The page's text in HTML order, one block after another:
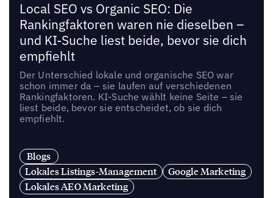
Local SEO vs Organic SEO: Die
Rankingfaktoren waren nie dieselben –
und KI-Suche liest beide, bevor sie dich
empfiehlt
Der Unterschied lokale und organische SEO war
schon immer da – sie laufen auf verschiedenen
Rankingfaktoren. KI-Suche wählt keine Seite – sie
liest beide, bevor sie entscheidet, ob sie dich
empfiehlt.
Blogs
Lokales Listings-Management
Google Marketing
Lokales AEO Marketing